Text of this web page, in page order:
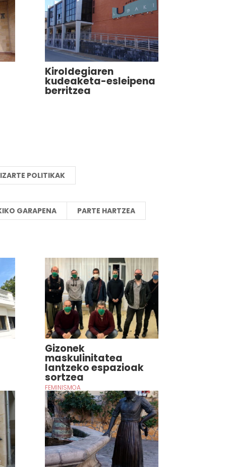
Kiroldegiaren
kudeaketa-esleipena
berritzea
POLITIKAK
GARAPENA PARTE HARTZEA
Gizonek
maskulinitatea
lantzeko espazioak
sortzea
FEMINISMOA